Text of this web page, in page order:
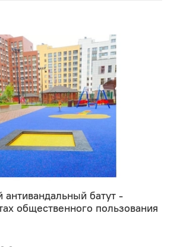
батут -
общественного пользования